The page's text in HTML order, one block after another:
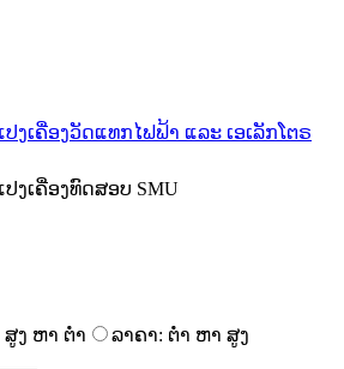
ງເຄື່ອງວັດແທກໄຟຟ້າ ແລະ ເອເລັກໂຕຣ
ງເຄື່ອງທົດສອບ SMU
ສູງ ຫາ ຕໍ່າ
ລາຄາ: ຕໍ່າ ຫາ ສູງ